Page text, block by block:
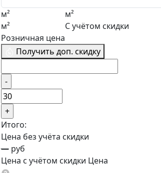
м²
м²
Розничная цена
м²
С учётом скидки
Получить доп. скидку
Итого:
Цена без учёта скидки
—руб
Цена с учётом скидки Цена